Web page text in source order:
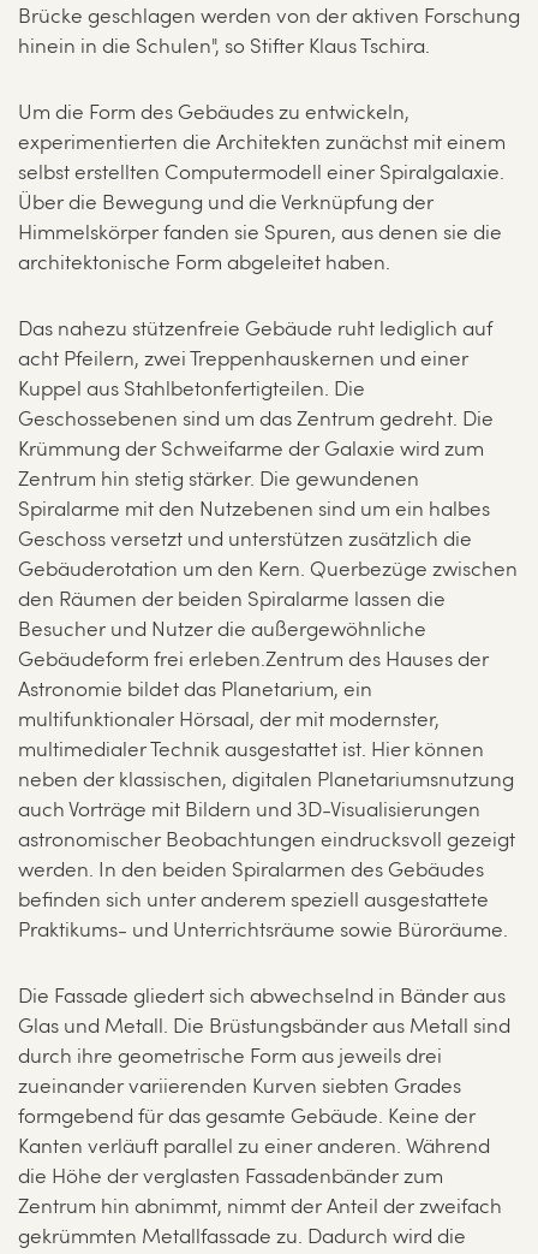
Brücke geschlagen werden von der aktiven Forschung
hinein in die Schulen", so Stifter Klaus Tschira.
Um die Form des Gebäudes zu entwickeln,
experimentierten die Architekten zunächst mit einem
selbst erstellten Computermodell einer Spiralgalaxie.
Über die Bewegung und die Verknüpfung der
Himmelskörper fanden sie Spuren, aus denen sie die
architektonische Form abgeleitet haben.
Das nahezu stützenfreie Gebäude ruht lediglich auf
acht Pfeilern, zwei Treppenhauskernen und einer
Kuppel aus Stahlbetonfertigteilen. Die
Geschossebenen sind um das Zentrum gedreht. Die
Krümmung der Schweifarme der Galaxie wird zum
Zentrum hin stetig stärker. Die gewundenen
Spiralarme mit den Nutzebenen sind um ein halbes
Geschoss versetzt und unterstützen zusätzlich die
Gebäuderotation um den Kern. Querbezüge zwischen
den Räumen der beiden Spiralarme lassen die
Besucher und Nutzer die außergewöhnliche
Gebäudeform frei erleben.Zentrum des Hauses der
Astronomie bildet das Planetarium, ein
multifunktionaler Hörsaal, der mit modernster,
multimedialer Technik ausgestattet ist. Hier können
neben der klassischen, digitalen Planetariumsnutzung
auch Vorträge mit Bildern und 3D-Visualisierungen
astronomischer Beobachtungen eindrucksvoll gezeigt
werden. In den beiden Spiralarmen des Gebäudes
befinden sich unter anderem speziell ausgestattete
Praktikums- und Unterrichtsräume sowie Büroräume.
Die Fassade gliedert sich abwechselnd in Bänder aus
Glas und Metall. Die Brüstungsbänder aus Metall sind
durch ihre geometrische Form aus jeweils drei
zueinander variierenden Kurven siebten Grades
formgebend für das gesamte Gebäude. Keine der
Kanten verläuft parallel zu einer anderen. Während
die Höhe der verglasten Fassadenbänder zum
Zentrum hin abnimmt, nimmt der Anteil der zweifach
gekrümmten Metallfassade zu. Dadurch wird die